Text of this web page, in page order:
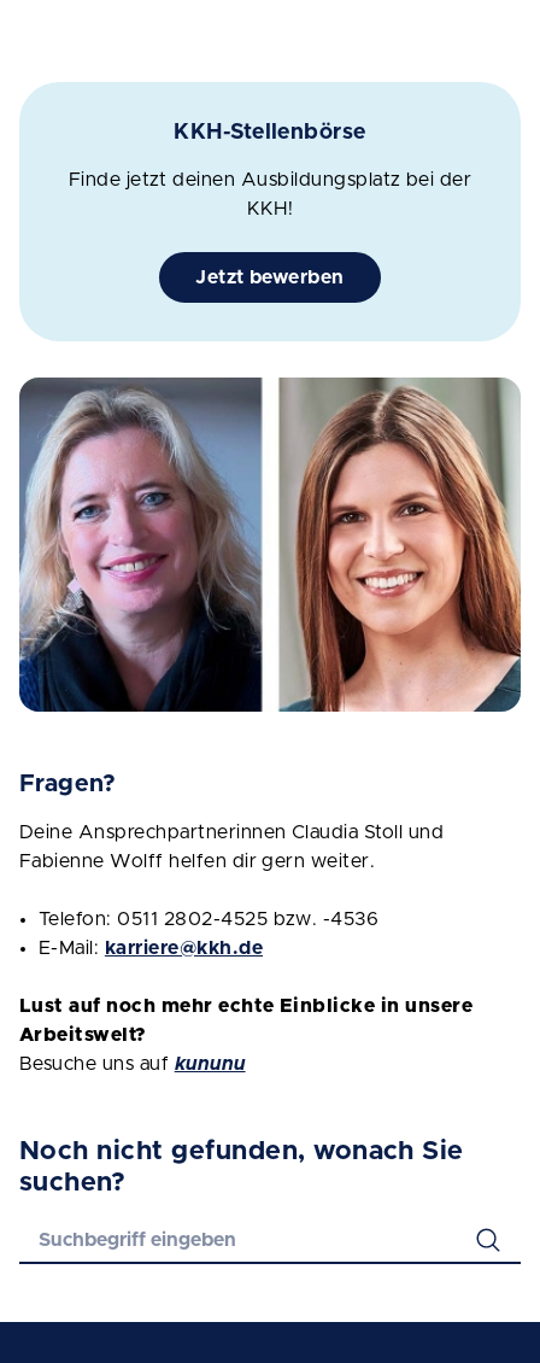
KKH-Stellenbörse
Finde jetzt deinen Ausbildungsplatz bei der
KKH!
Jetzt bewerben
Fragen?
Deine Ansprechpartnerinnen Claudia Stoll und
Fabienne Wolff helfen dir gern weiter.
Telefon: 0511 2802-4525 bzw. -4536
E-Mail: karriere@kkh.de
Lust auf noch mehr echte Einblicke in unsere
Arbeitswelt?
Besuche uns auf kununu
Noch nicht gefunden, wonach Sie
suchen?